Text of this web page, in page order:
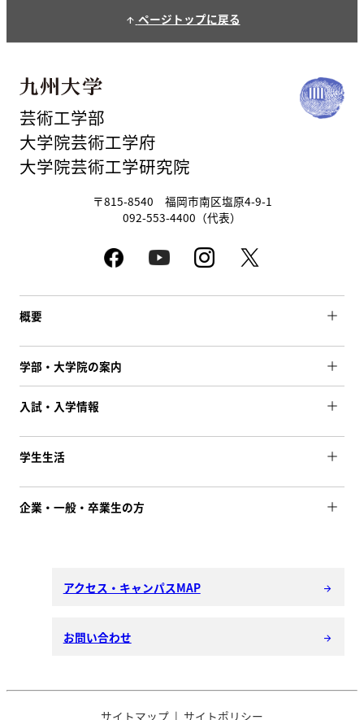
arrow_upward ページトップに戻る
芸術工学部
大学院芸術工学府
大学院芸術工学研究院
〒815-8540 福岡市南区塩原4-9-1
092-553-4400（代表）
概要
学部・大学院の案内
入試・入学情報
学生生活
企業・一般・卒業生の方
アクセス・キャンパスMAP arrow_forward
お問い合わせ arrow_forward
サイトマップ サイトポリシー